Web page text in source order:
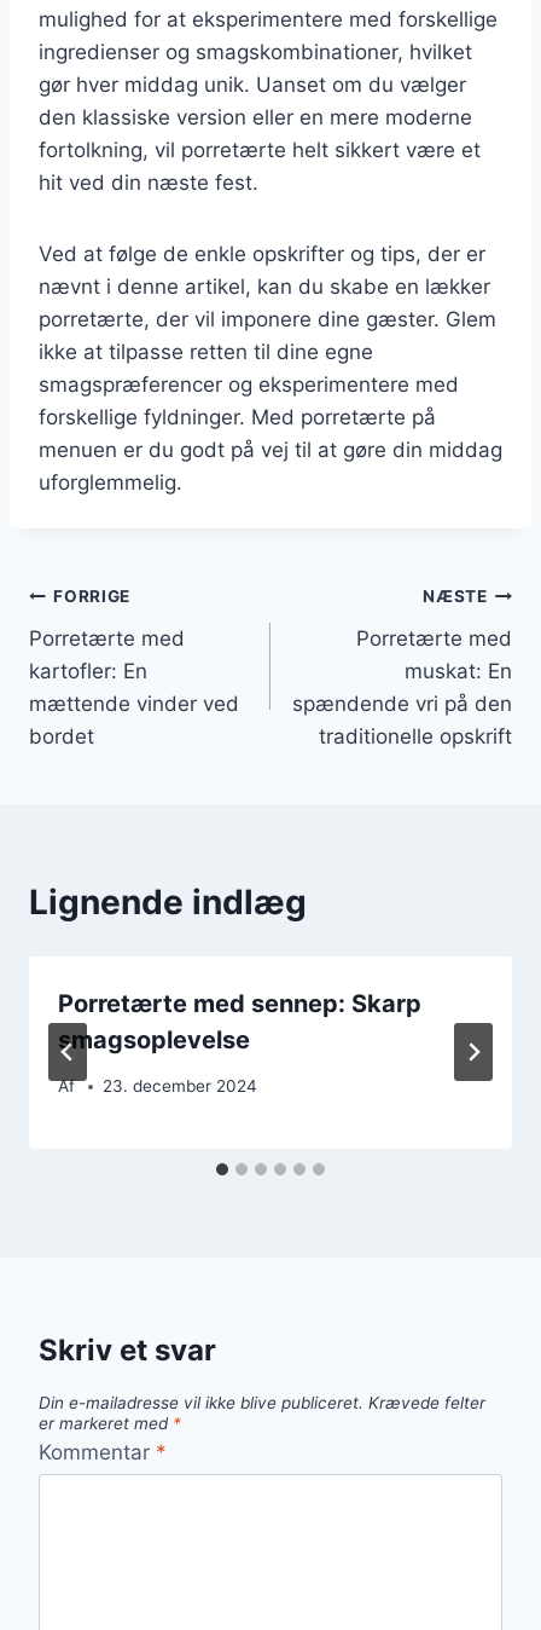
mulighed for at eksperimentere med forskellige
ingredienser og smagskombinationer, hvilket
gør hver middag unik. Uanset om du vælger
den klassiske version eller en mere moderne
fortolkning, vil porretærte helt sikkert være et
hit ved din næste fest.
Ved at følge de enkle opskrifter og tips, der er
nævnt i denne artikel, kan du skabe en lækker
porretærte, der vil imponere dine gæster. Glem
ikke at tilpasse retten til dine egne
smagspræferencer og eksperimentere med
forskellige fyldninger. Med porretærte på
menuen er du godt på vej til at gøre din middag
uforglemmelig.
Indlægsnavigation
FORRIGE
Porretærte med
kartofler: En
mættende vinder ved
bordet
NÆSTE
Porretærte med
muskat: En
spændende vri på den
traditionelle opskrift
Lignende indlæg
Porretærte med sennep: Skarp
smagsoplevelse
Af 23. december 2024
Skriv et svar
Din e-mailadresse vil ikke blive publiceret. Krævede felter
er markeret med *
Kommentar *